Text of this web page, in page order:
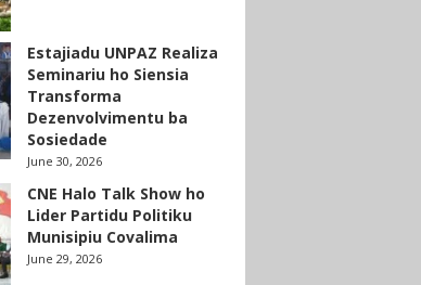
Estajiadu UNPAZ Realiza
Seminariu ho Siensia
Transforma
Dezenvolvimentu ba
Sosiedade
June 30, 2026
CNE Halo Talk Show ho
Lider Partidu Politiku
Munisipiu Covalima
June 29, 2026